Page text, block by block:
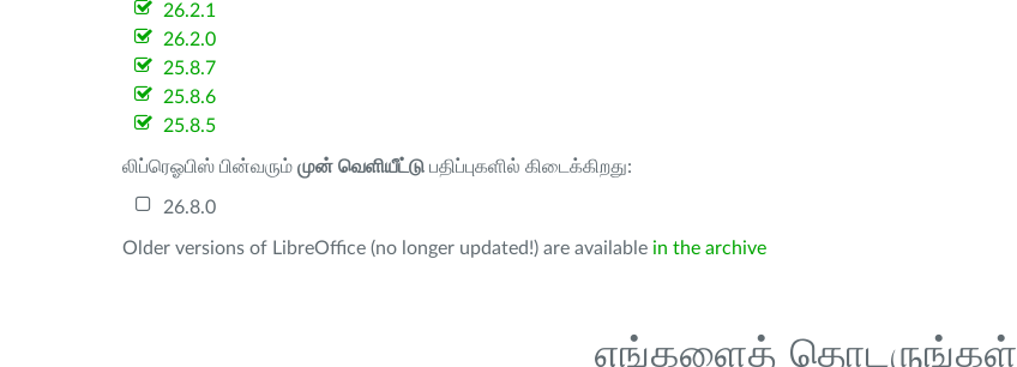
26.2.1
26.2.0
25.8.7
25.8.6
25.8.5
லிப்ரெஓபிஸ் பின்வரும் முன் வெளியீட்டு பதிப்புகளில் கிடைக்கிறது:
26.8.0
Older versions of LibreOffice (no longer updated!) are available in the archive
எங்களைத் தொடருங்கள்